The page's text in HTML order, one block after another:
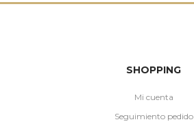
SHOPPING
Mi cuenta
Seguimiento pedido